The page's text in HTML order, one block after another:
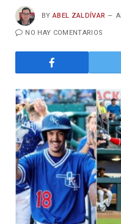
BY ABEL ZALDÍVAR
NO HAY COMENTARIOS